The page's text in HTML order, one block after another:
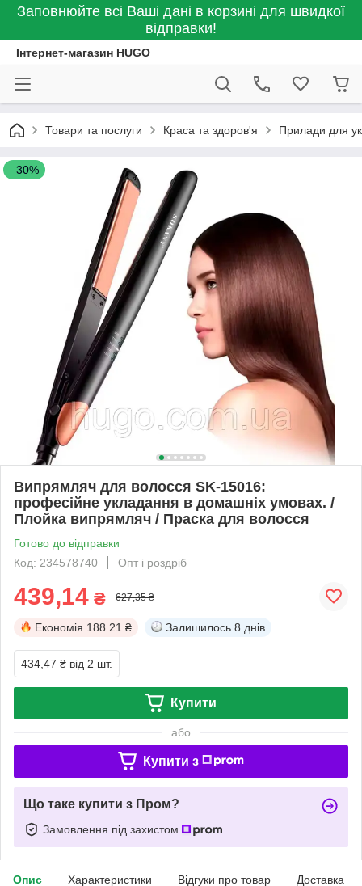
Заповнюйте всі Ваші дані в корзині для швидкої
відправки!
Інтернет-магазин HUGO
Товари та послуги Краса та здоров'я Прилади для
–30%
Випрямляч для волосся SK-15016:
професійне укладання в домашніх умовах. /
Плойка випрямляч / Праска для волосся
Готово до відправки
Код: 234578740
Опт і роздріб
439,14 ₴ 627,35 ₴
Економія 188.21 ₴ Залишилось 8 днів
434,47 ₴ від 2 шт.
Купити
або
Купити з
Що таке купити з Пром?
Замовлення під захистом
Опис Характеристики Відгуки про товар Доставка